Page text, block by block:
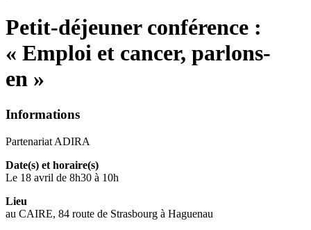
Petit-déjeuner conférence :
« Emploi et cancer, parlons-
en »
Informations
Partenariat ADIRA
Date(s) et horaire(s)
Le 18 avril de 8h30 à 10h
Lieu
au CAIRE, 84 route de Strasbourg à Haguenau